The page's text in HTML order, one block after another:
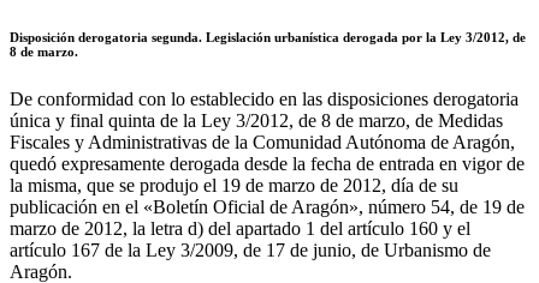
Disposición derogatoria segunda. Legislación urbanística derogada por la Ley 3/2012, de
8 de marzo.
De conformidad con lo establecido en las disposiciones derogatoria
única y final quinta de la Ley 3/2012, de 8 de marzo, de Medidas
Fiscales y Administrativas de la Comunidad Autónoma de Aragón,
quedó expresamente derogada desde la fecha de entrada en vigor de
la misma, que se produjo el 19 de marzo de 2012, día de su
publicación en el «Boletín Oficial de Aragón», número 54, de 19 de
marzo de 2012, la letra d) del apartado 1 del artículo 160 y el
artículo 167 de la Ley 3/2009, de 17 de junio, de Urbanismo de
Aragón.